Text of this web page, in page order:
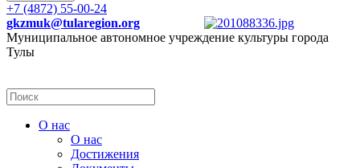
+7 (4872) 55-00-24
gkzmuk@tularegion.org
Муниципальное автономное учреждение культуры города
Тулы
О нас
О нас
Достижения